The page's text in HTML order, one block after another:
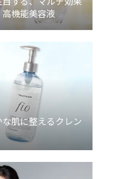
機能美容液
肌に整えるクレン